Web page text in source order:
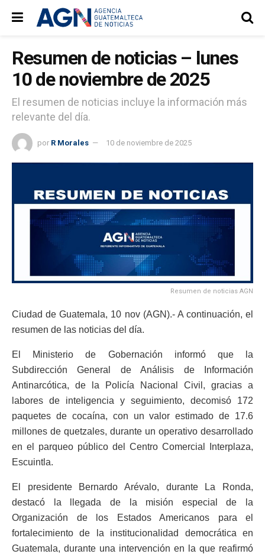
Resumen de noticias – lunes
10 de noviembre de 2025
El resumen de noticias incluye la información más
relevante del día.
por R Morales 10 de noviembre de 2025
Resumen de noticias AGN
Ciudad de Guatemala, 10 nov (AGN).- A continuación, el
resumen de las noticias del día.
El Ministerio de Gobernación informó que la
Subdirección General de Análisis de Información
Antinarcótica, de la Policía Nacional Civil, gracias a
labores de inteligencia y seguimiento, decomisó 172
paquetes de cocaína, con un valor estimado de 17.6
millones de quetzales, durante un operativo desarrollado
en el parqueo público del Centro Comercial Interplaza,
Escuintla.
El presidente Bernardo Arévalo, durante La Ronda,
destacó la llegada de la misión especial de la
Organización de los Estados Americanos para el
fortalecimiento de la institucionalidad democrática en
Guatemala, durante una intervención en la que reafirmó